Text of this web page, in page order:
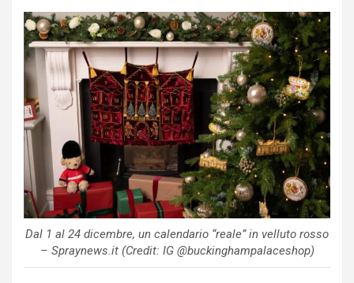
Dal 1 al 24 dicembre, un calendario “reale” in velluto rosso
– Spraynews.it (Credit: IG @buckinghampalaceshop)